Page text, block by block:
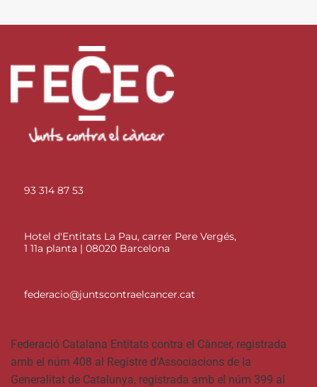
93 314 87 53
Hotel d'Entitats La Pau, carrer Pere Vergés,
1 11a planta | 08020 Barcelona
federacio@juntscontraelcancer.cat
Federació Catalana Entitats contra el Càncer, registrada
amb el núm 408 al Registre d’Associacions de la
Generalitat de Catalunya, registrada amb el núm 399 al